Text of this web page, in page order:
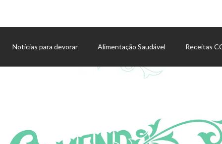
Notícias para devorar Alimentação Saudável Receitas